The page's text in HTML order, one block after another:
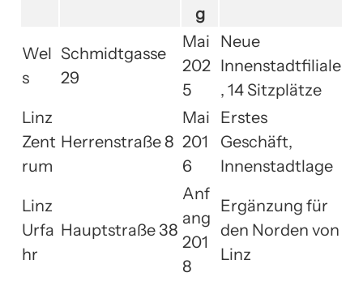
g
Wel
s
Schmidtgasse
29
Mai
202
5
Neue
Innenstadtfiliale
, 14 Sitzplätze
Linz
Zent
rum
Herrenstraße 8
Mai
201
6
Erstes
Geschäft,
Innenstadtlage
Linz
Urfa
hr
Hauptstraße 38
Anf
ang
201
8
Ergänzung für
den Norden von
Linz